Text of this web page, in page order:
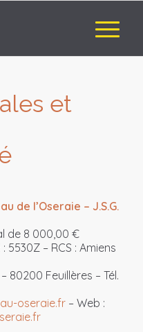
et
de l’Oseraie – J.S.G.
de 8 000,00 €
5530Z – RCS : Amiens
80200 Feuillères – Tél.
oseraie.fr– Web :